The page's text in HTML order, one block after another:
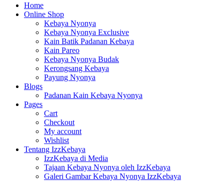
Home
Online Shop
Kebaya Nyonya
Kebaya Nyonya Exclusive
Kain Batik Padanan Kebaya
Kain Pareo
Kebaya Nyonya Budak
Kerongsang Kebaya
Payung Nyonya
Blogs
Padanan Kain Kebaya Nyonya
Pages
Cart
Checkout
My account
Wishlist
Tentang IzzKebaya
IzzKebaya di Media
Tajaan Kebaya Nyonya oleh IzzKebaya
Galeri Gambar Kebaya Nyonya IzzKebaya